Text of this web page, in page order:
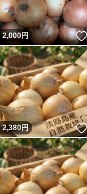
2,000円
2,380円